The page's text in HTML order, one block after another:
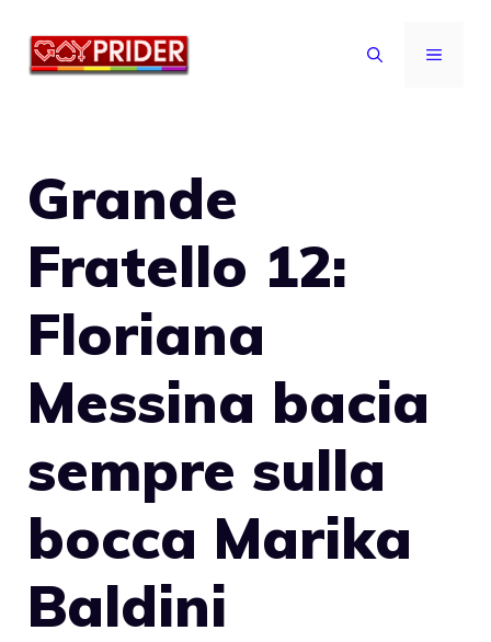
MENU
Grande
Fratello 12:
Floriana
Messina bacia
sempre sulla
bocca Marika
Baldini